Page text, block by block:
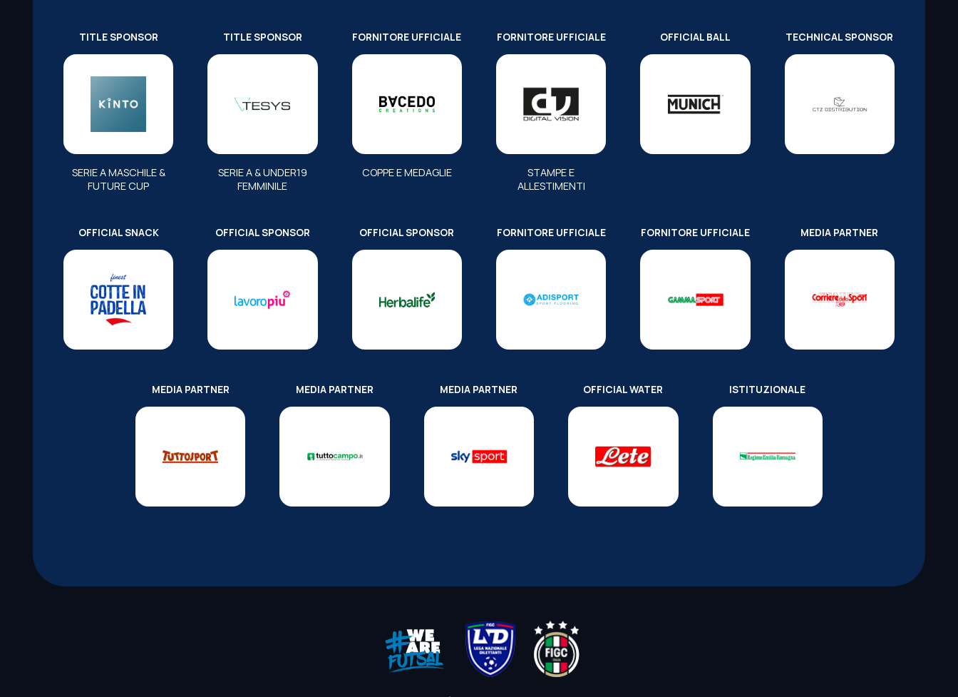
TITLE SPONSOR
SERIE A MASCHILE &
FUTURE CUP
TITLE SPONSOR
SERIE A & UNDER19
FEMMINILE
FORNITORE UFFICIALE
COPPE E MEDAGLIE
FORNITORE UFFICIALE
STAMPE E
ALLESTIMENTI
OFFICIAL BALL TECHNICAL SPONSOR
OFFICIAL SNACK OFFICIAL SPONSOR OFFICIAL SPONSOR FORNITORE UFFICIALE FORNITORE UFFICIALE MEDIA PARTNER
MEDIA PARTNER MEDIA PARTNER MEDIA PARTNER OFFICIAL WATER ISTITUZIONALE